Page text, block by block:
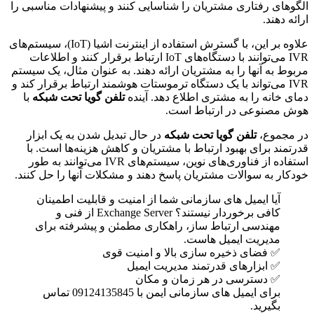
رفتاری مشتریان را شناسایی کنند و پیشنهادات مناسبی را
دهند.
علاوه بر این، با گسترش استفاده از اینترنت اشیا (IoT)، سیستم‌های
IVR می‌توانند با دستگاه‌های IoT ارتباط برقرار کنند و اطلاعات
به آنها را به مشتریان ارائه دهند. به عنوان مثال، یک سیستم
IVR می‌تواند با یک دستگاه ترموستات هوشمند ارتباط برقرار کند و
خانه را به مشتری اطلاع دهد. آینده تلفن گویا تحت شبکهبا
مصنوعی در ارتباط است.
تلفن گویا تحت شبکهدر حال تبدیل شدن به یک ابزار
برای بهبود ارتباط با مشتریان و کاهش هزینه‌ها است. با
استفاده از فناوری‌های نوین، سیستم‌های IVR می‌توانند به طور
به سوالات مشتریان پاسخ دهند و مشکلات آنها را حل کنند.
آیا ایمیل های سازمانی شما از امنیت و قابلیت اطمینان
کافی برخوردار نیستند؟ Exchange Server از فنی و
مهندسی ارتباط ساز، راهکاری مطمئن و پیشرفته برای
مدیریت ایمیل هاست.
✅ فضای ذخیره سازی بالا و امنیت قوی
✅ ابزارهای قدرتمند مدیریت ایمیل
✅ دسترسی در هر زمان و مکان
برای ایمیل های سازمانی ایمن با 09124135845 تماس
بگیرید.